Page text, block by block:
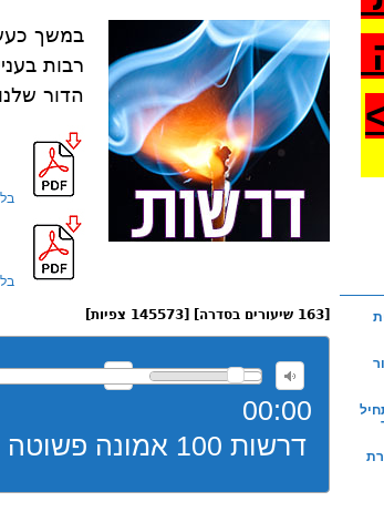
במשך
רבות
הדור
[163 שיעורים בסדרה] [145573 צפיות]
00:00
דרשות 100 אמונה פשוטה תשעה
סוגית
חיבור
320 להתחיל
הגדרת